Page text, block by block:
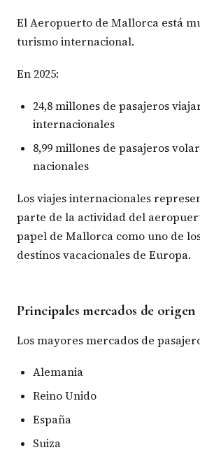
El Aeropuerto de Mallorca está
turismo internacional.
En 2025:
24,8 millones de pasajeros
internacionales
8,99 millones de pasajeros
nacionales
Los viajes internacionales
parte de la actividad del
papel de Mallorca como uno de
destinos vacacionales de Europa.
Principales mercados de origen
Los mayores mercados de
Alemania
Reino Unido
España
Suiza